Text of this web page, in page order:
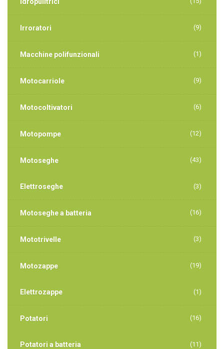
Irroratori (9)
Macchine polifunzionali (1)
Motocarriole (9)
Motocoltivatori (6)
Motopompe (12)
Motoseghe (43)
Elettroseghe (3)
Motoseghe a batteria (16)
Mototrivelle (3)
Motozappe (19)
Elettrozappe (1)
Potatori (16)
Potatori a batteria (11)